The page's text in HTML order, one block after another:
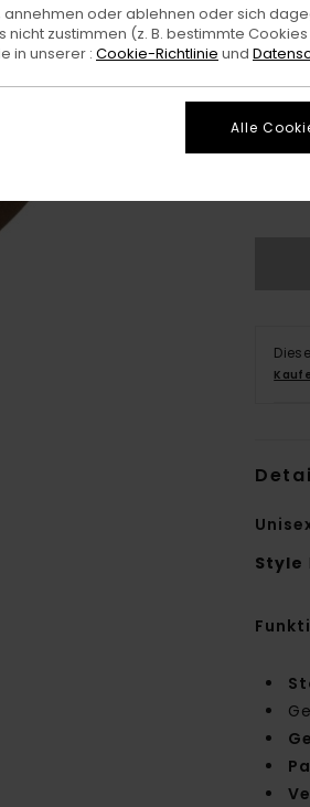
Style
annehmen oder ablehnen oder sich
zustimmen (z. B. bestimmte
in unserer : Cookie-Richtlinie und
Alle